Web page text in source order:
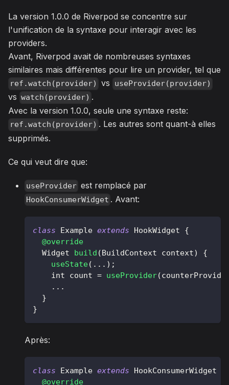
La version 1.0.0 de Riverpod se concentre sur
l'unification de la syntaxe pour interagir avec les
providers.
Avant, Riverpod avait de nombreuses syntaxes
similaires mais différentes pour lire un provider, tel que
ref.watch(provider) vs useProvider(provider)
vs watch(provider) .
Avec la version 1.0.0, seule une syntaxe reste:
ref.watch(provider) . Les autres sont quant-à elles
supprimés.
Ce qui veut dire que:
useProvider est remplacé par
HookConsumerWidget . Avant:
class Example extends HookWidget
{
@override
Widget
build (BuildContext context)
{
useState( . . . ) ;
    int count
= useProvider(
. . .
}
}
Après:
class Example extends HookConsumerWidget
@override